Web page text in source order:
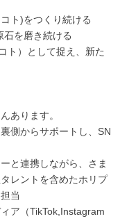
ト)をつくり続ける
を磨き続ける
ト）として捉え、新た
あります。
側からサポートし、SN
と連携しながら、さま
レントを含めたホリプ
当
ア（TikTok,Instagram